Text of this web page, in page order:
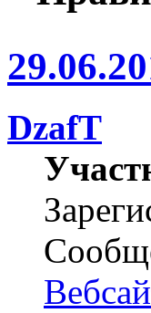
DzafT